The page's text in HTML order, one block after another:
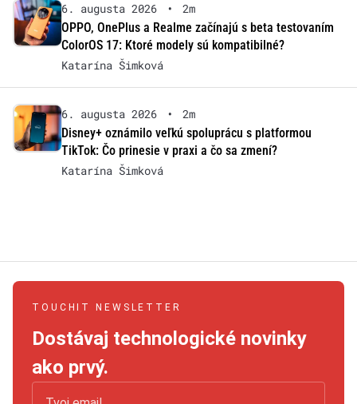
6. augusta 2026 •
2m
OPPO, OnePlus a Realme začínajú s beta testovaním
ColorOS 17: Ktoré modely sú kompatibilné?
Katarína Šimková
6. augusta 2026 •
2m
Disney+ oznámilo veľkú spoluprácu s platformou
TikTok: Čo prinesie v praxi a čo sa zmení?
Katarína Šimková
TOUCHIT NEWSLETTER
Dostávaj technologické novinky
ako prvý.